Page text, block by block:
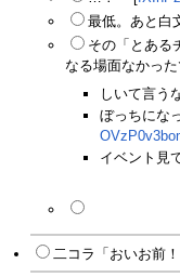
最低。あと白
その「とある
なる場面なかっ
しいて言う
ぼっちにな
イベント見
二コラ「おいお前